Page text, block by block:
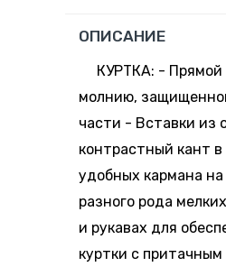
ОПИСАНИЕ
КУРТКА: - Прямой
молнию,
части - Вставки из
контрастный кант
удобных кармана
разного рода
и рукавах для
куртки с